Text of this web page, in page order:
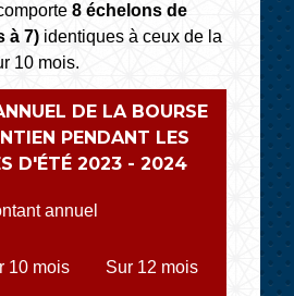
8 échelons de
à 7) identiques à ceux de la
10 mois.
DE LA BOURSE
PENDANT LES
D'ÉTÉ 2023 - 2024
annuel
10 mois Sur 12 mois